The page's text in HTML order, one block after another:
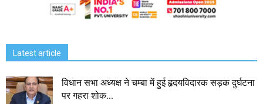
Latest article
विधान सभा अध्यक्ष ने चम्बा में हुई हृदयविदारक सड़क दुर्घटना
पर गहरा शोक...